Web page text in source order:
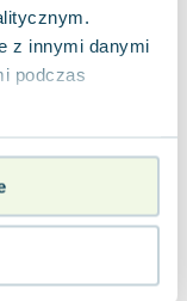
z innymi danymi
podczas
Malatyńska
odsłania swoje